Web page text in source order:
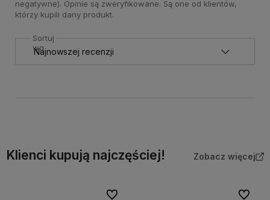
negatywne). Opinie są zweryfikowane. Są one od klientów,
którzy kupili dany produkt.
Sortuj
wg
Klienci kupują najczęściej! Zobacz więcej
Do ulubionych Do